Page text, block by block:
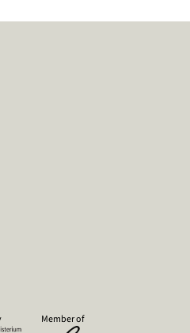
Member of